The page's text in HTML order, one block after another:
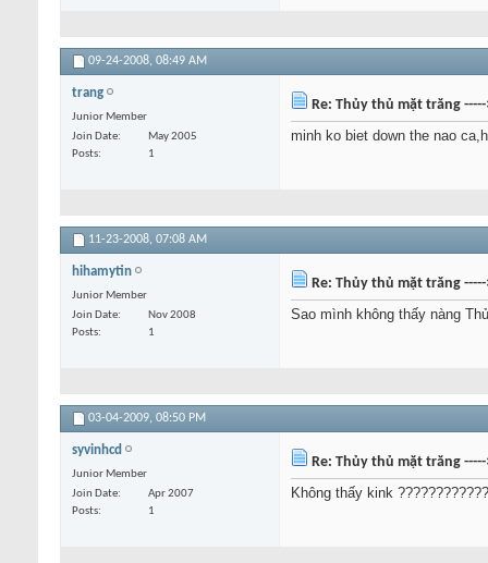
09-24-2008, 08:49 AM
trang
Junior Member
Join Date
May 2005
Posts
1
Re: Thủy thủ mặt trăng
minh ko biet down the nao
11-23-2008, 07:08 AM
hihamytin
Junior Member
Join Date
Nov 2008
Posts
1
Re: Thủy thủ mặt trăng
Sao mình không thấy nàng
03-04-2009, 08:50 PM
syvinhcd
Junior Member
Join Date
Apr 2007
Posts
1
Re: Thủy thủ mặt trăng
Không thấy kink